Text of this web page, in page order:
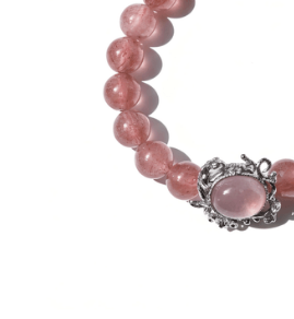
【手鍊款】
【眉心輪 頂輪】
【喉輪】
【心輪】
水晶必備知識
登錄/註冊
搜索
官方LINE